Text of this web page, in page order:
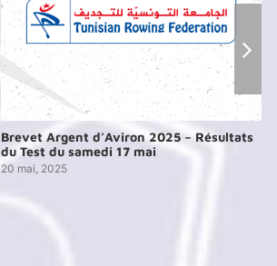
Brevet Argent d’Aviron 2025 – Résultats
du Test du samedi 17 mai
20 mai, 2025